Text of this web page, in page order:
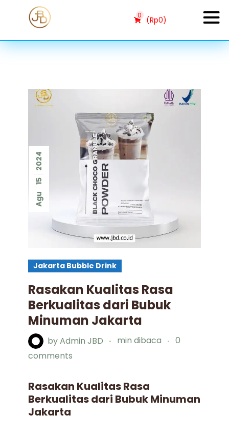
0 (Rp0)
Agu
15
2024
Jakarta Bubble Drink
Rasakan Kualitas Rasa
Berkualitas dari Bubuk
Minuman Jakarta
byAdmin JBD min dibaca
0
comments
Rasakan Kualitas Rasa
Berkualitas dari Bubuk Minuman
Jakarta